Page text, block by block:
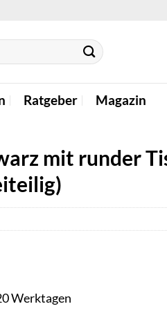
Ratgeber Magazin
mit runder
Werktagen